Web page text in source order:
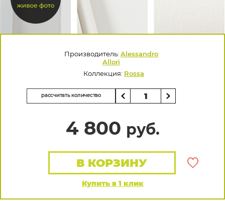
Производитель: Alessandro
Allori
Коллекция: Rossa
рассчитать количество
4 800 руб.
Купить в 1 клик
В КОРЗИНУ